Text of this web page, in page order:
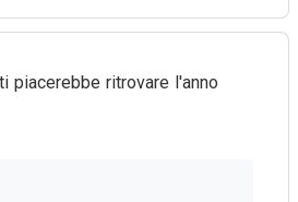
piacerebbe ritrovare l'anno